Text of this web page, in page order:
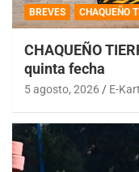
BREVES CHAQUEÑO
CHAQUEÑO
quinta fecha
5 agosto, 2026 E-Kart